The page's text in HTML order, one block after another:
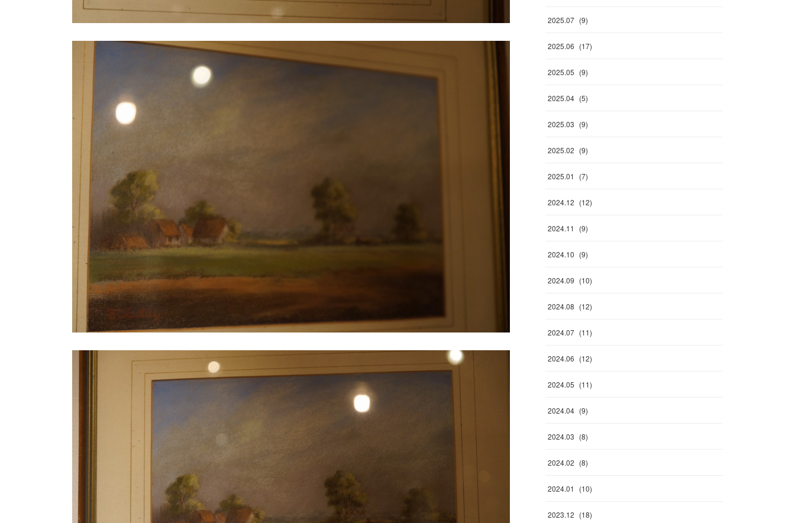
2025.07 (9)
2025.06 (17)
2025.05 (9)
2025.04 (5)
2025.03 (9)
2025.02 (9)
2025.01 (7)
2024.12 (12)
2024.11 (9)
2024.10 (9)
2024.09 (10)
2024.08 (12)
2024.07 (11)
2024.06 (12)
2024.05 (11)
2024.04 (9)
2024.03 (8)
2024.02 (8)
2024.01 (10)
2023.12 (18)